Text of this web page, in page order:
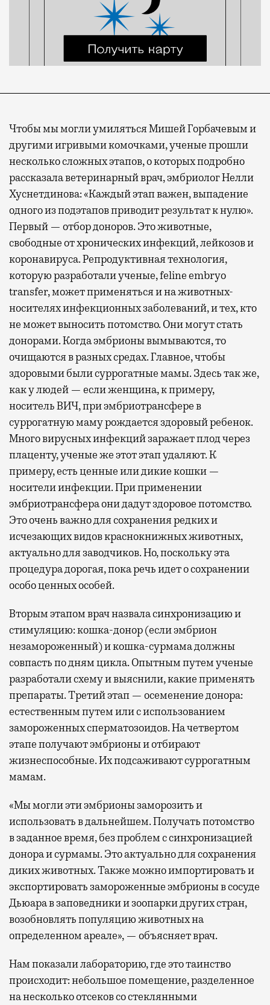
Чтобы мы могли умиляться Мишей Горбачевым и
другими игривыми комочками, ученые прошли
несколько сложных этапов, о которых подробно
рассказала ветеринарный врач, эмбриолог Нелли
Хуснетдинова: «Каждый этап важен, выпадение
одного из подэтапов приводит результат к нулю».
Первый — отбор доноров. Это животные,
свободные от хронических инфекций, лейкозов и
коронавируса. Репродуктивная технология,
которую разработали ученые, feline embryo
transfer, может применяться и на животных-
носителях инфекционных заболеваний, и тех, кто
не может выносить потомство. Они могут стать
донорами. Когда эмбрионы вымываются, то
очищаются в разных средах. Главное, чтобы
здоровыми были суррогатные мамы. Здесь так же,
как у людей — если женщина, к примеру,
носитель ВИЧ, при эмбриотрансфере в
суррогатную маму рождается здоровый ребенок.
Много вирусных инфекций заражает плод через
плаценту, ученые же этот этап удаляют. К
примеру, есть ценные или дикие кошки —
носители инфекции. При применении
эмбриотрансфера они дадут здоровое потомство.
Это очень важно для сохранения редких и
исчезающих видов краснокнижных животных,
актуально для заводчиков. Но, поскольку эта
процедура дорогая, пока речь идет о сохранении
особо ценных особей.
Вторым этапом врач назвала синхронизацию и
стимуляцию: кошка-донор (если эмбрион
незамороженный) и кошка-сурмама должны
совпасть по дням цикла. Опытным путем ученые
разработали схему и выяснили, какие применять
препараты. Третий этап — осеменение донора:
естественным путем или с использованием
замороженных сперматозоидов. На четвертом
этапе получают эмбрионы и отбирают
жизнеспособные. Их подсаживают суррогатным
мамам.
«Мы могли эти эмбрионы заморозить и
использовать в дальнейшем. Получать потомство
в заданное время, без проблем с синхронизацией
донора и сурмамы. Это актуально для сохранения
диких животных. Также можно импортировать и
экспортировать замороженные эмбрионы в сосуде
Дьюара в заповедники и зоопарки других стран,
возобновлять популяцию животных на
определенном ареале», — объясняет врач.
Нам показали лабораторию, где это таинство
происходит: небольшое помещение, разделенное
на несколько отсеков со стеклянными